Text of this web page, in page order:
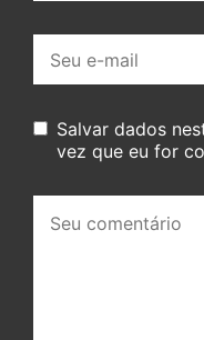
mail:
Salvar dados
vez que eu for
comentário: